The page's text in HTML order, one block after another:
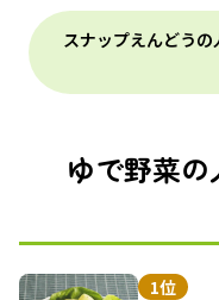
スナップえんどう
ゆで野菜
1位